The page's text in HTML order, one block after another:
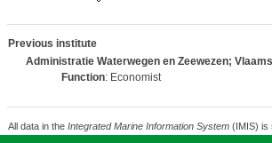
Previous institute
Administratie Waterwegen en Zeewezen;
Function: Economist
All data in the Integrated Marine Information System(IMIS) is